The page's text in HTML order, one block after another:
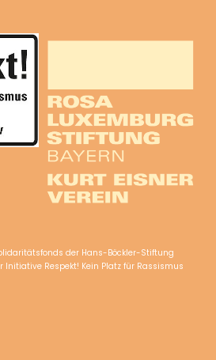
der Hans-Böckler-Stiftung
Initiative Respekt! Kein Platz für Rassismus